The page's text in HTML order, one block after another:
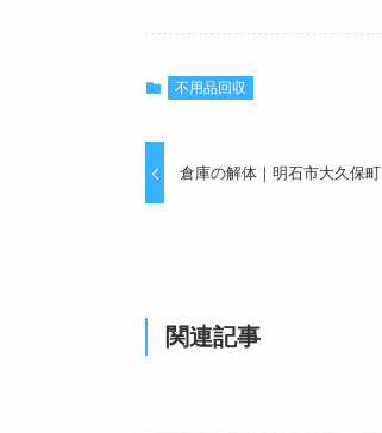
不用品回収
倉庫の解体｜明石市大久保町
関連記事